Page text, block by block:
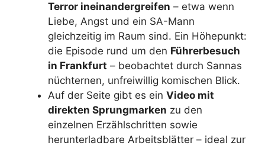
Terror ineinandergreifen – etwa wenn
Liebe, Angst und ein SA-Mann
gleichzeitig im Raum sind. Ein Höhepunkt:
die Episode rund um den Führerbesuch
in Frankfurt – beobachtet durch Sannas
nüchternen, unfreiwillig komischen Blick.
Auf der Seite gibt es ein Video mit
direkten Sprungmarken zu den
einzelnen Erzählschritten sowie
herunterladbare Arbeitsblätter – ideal zur